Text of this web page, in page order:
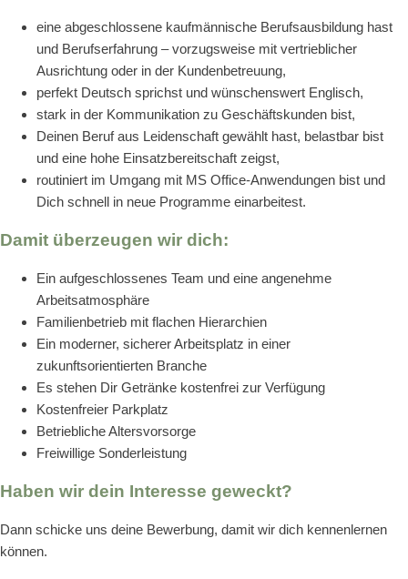
eine abgeschlossene kaufmännische Berufsausbildung hast
und Berufserfahrung – vorzugsweise mit vertrieblicher
Ausrichtung oder in der Kundenbetreuung,
perfekt Deutsch sprichst und wünschenswert Englisch,
stark in der Kommunikation zu Geschäftskunden bist,
Deinen Beruf aus Leidenschaft gewählt hast, belastbar bist
und eine hohe Einsatzbereitschaft zeigst,
routiniert im Umgang mit MS Office-Anwendungen bist und
Dich schnell in neue Programme einarbeitest.
Damit überzeugen wir dich:
Ein aufgeschlossenes Team und eine angenehme
Arbeitsatmosphäre
Familienbetrieb mit flachen Hierarchien
Ein moderner, sicherer Arbeitsplatz in einer
zukunftsorientierten Branche
Es stehen Dir Getränke kostenfrei zur Verfügung
Kostenfreier Parkplatz
Betriebliche Altersvorsorge
Freiwillige Sonderleistung
Haben wir dein Interesse geweckt?
Dann schicke uns deine Bewerbung, damit wir dich kennenlernen
können.